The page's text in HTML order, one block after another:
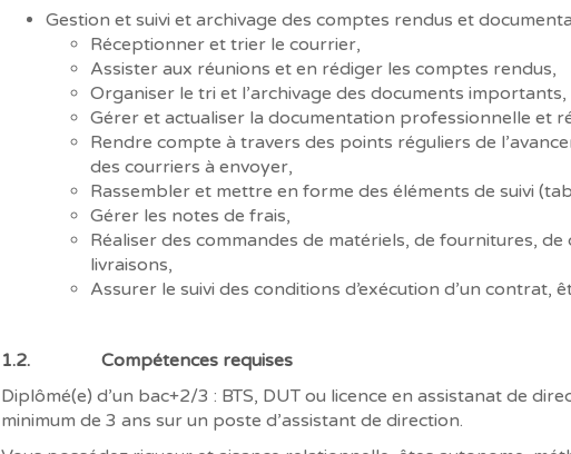
Gestion et suivi et archivage des comptes rendus et
Réceptionner et trier le courrier,
Assister aux réunions et en rédiger les comptes rendus,
Organiser le tri et l’archivage des documents importants,
Gérer et actualiser la documentation professionnelle et
Rendre compte à travers des points réguliers de
des courriers à envoyer,
Rassembler et mettre en forme des éléments de suivi
Gérer les notes de frais,
Réaliser des commandes de matériels, de fournitures,
livraisons,
Assurer le suivi des conditions d’exécution d’un contrat,
1.2. Compétences requises
Diplômé(e) d’un bac+2/3 : BTS, DUT ou licence en assistanat de
minimum de 3 ans sur un poste d’assistant de direction.